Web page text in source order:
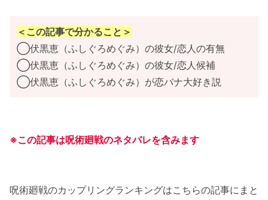
＜この記事で分かること＞
◯伏黒恵（ふしぐろめぐみ）の彼女/恋人の有無
◯伏黒恵（ふしぐろめぐみ）の彼女/恋人候補
◯伏黒恵（ふしぐろめぐみ）が恋バナ大好き説
※この記事は呪術廻戦のネタバレを含みます
呪術廻戦のカップリングランキングはこちらの記事にまと